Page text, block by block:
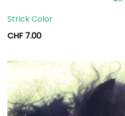
Strick Color
CHF 7.00